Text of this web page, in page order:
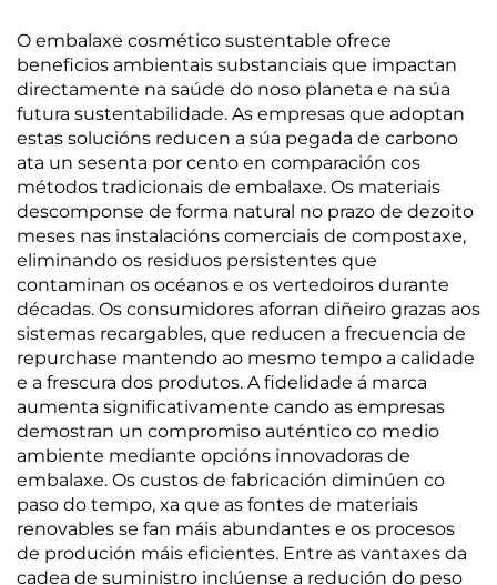
O embalaxe cosmético sustentable ofrece
beneficios ambientais substanciais que impactan
directamente na saúde do noso planeta e na súa
futura sustentabilidade. As empresas que adoptan
estas solucións reducen a súa pegada de carbono
ata un sesenta por cento en comparación cos
métodos tradicionais de embalaxe. Os materiais
descomponse de forma natural no prazo de dezoito
meses nas instalacións comerciais de compostaxe,
eliminando os residuos persistentes que
contaminan os océanos e os vertedoiros durante
décadas. Os consumidores aforran diñeiro grazas aos
sistemas recargables, que reducen a frecuencia de
repurchase mantendo ao mesmo tempo a calidade
e a frescura dos produtos. A fidelidade á marca
aumenta significativamente cando as empresas
demostran un compromiso auténtico co medio
ambiente mediante opcións innovadoras de
embalaxe. Os custos de fabricación diminúen co
paso do tempo, xa que as fontes de materiais
renovables se fan máis abundantes e os procesos
de produción máis eficientes. Entre as vantaxes da
cadea de suministro inclúense a redución do peso